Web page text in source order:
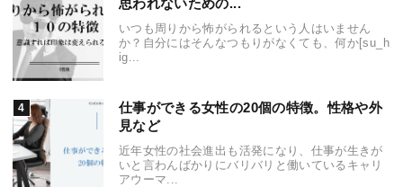
思われないための...
いつも周りから怖がられるという人はいません
か？自分にはそんなつもりがなくても、何か[su_h
ig...
仕事ができる女性の20個の特徴。性格や外
見など
近年女性の社会進出も活発になり、仕事が生きが
いと言わんばかりにバリバリと働いているキャリ
アウーマ...